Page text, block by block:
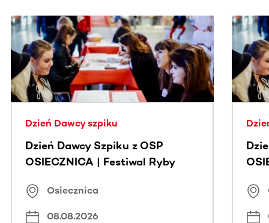
Ta sekcja zawiera treści przewijane w poziomie. Użyj
Dzień Dawcy szpiku
Dzień Dawcy Szpiku z OSP
OSIECZNICA | Festiwal Ryby
Osiecznica
08.08.2026